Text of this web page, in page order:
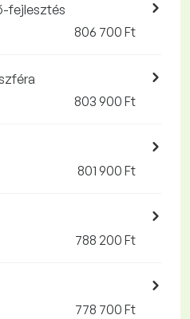
fejlesztés
806 700 Ft
803 900 Ft
801 900 Ft
788 200 Ft
778 700 Ft